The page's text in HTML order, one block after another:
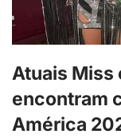
Atuais Miss
encontram
América